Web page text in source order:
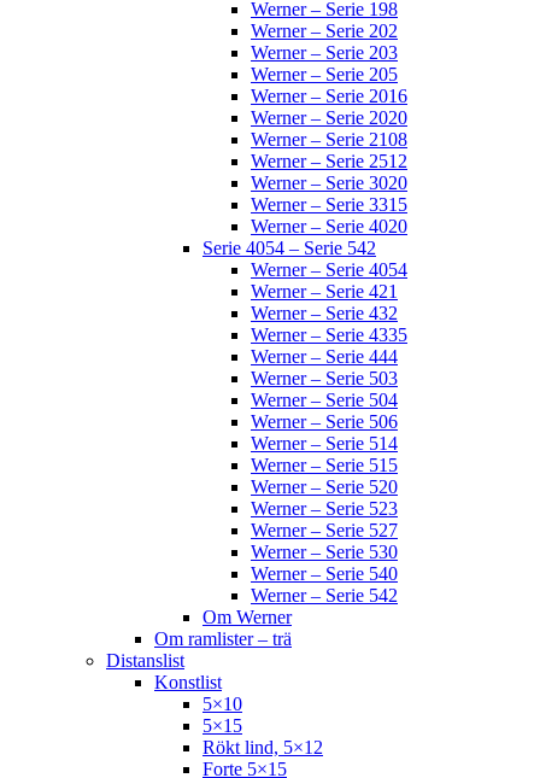
Werner – Serie 198
Werner – Serie 202
Werner – Serie 203
Werner – Serie 205
Werner – Serie 2016
Werner – Serie 2020
Werner – Serie 2108
Werner – Serie 2512
Werner – Serie 3020
Werner – Serie 3315
Werner – Serie 4020
Serie 4054 – Serie 542
Werner – Serie 4054
Werner – Serie 421
Werner – Serie 432
Werner – Serie 4335
Werner – Serie 444
Werner – Serie 503
Werner – Serie 504
Werner – Serie 506
Werner – Serie 514
Werner – Serie 515
Werner – Serie 520
Werner – Serie 523
Werner – Serie 527
Werner – Serie 530
Werner – Serie 540
Werner – Serie 542
Om Werner
Om ramlister – trä
Distanslist
Konstlist
5×10
5×15
Rökt lind, 5×12
Forte 5×15